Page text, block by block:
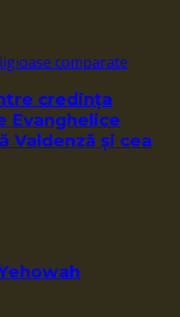
comparate
credința
Evanghelice
Valdenză și cea